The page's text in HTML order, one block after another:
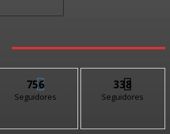
756
Seguidores
338
Seguidores